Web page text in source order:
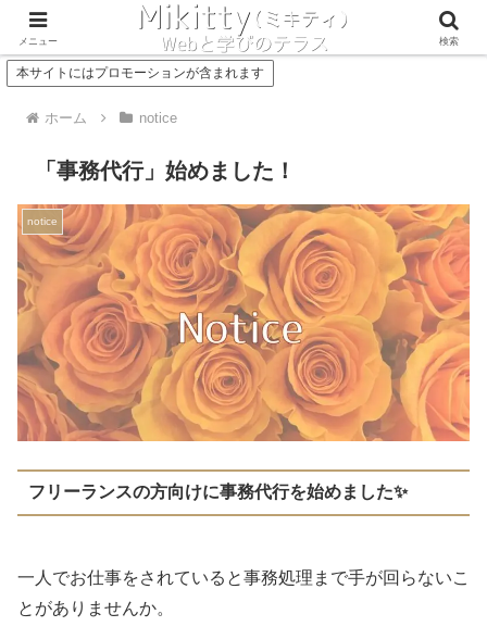
Concept Service
本サイトにはプロモーションが含まれます
ホーム notice
「事務代行」始めました！
notice
フリーランスの方向けに事務代行を始めました✨
一人でお仕事をされていると事務処理まで手が回らないこ
とがありませんか。
メニュー 検索